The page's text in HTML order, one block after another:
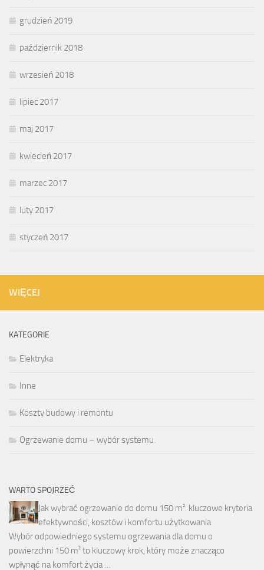
grudzień 2019
październik 2018
wrzesień 2018
lipiec 2017
maj 2017
kwiecień 2017
marzec 2017
luty 2017
styczeń 2017
WIĘCEJ
KATEGORIE
Elektryka
Inne
Koszty budowy i remontu
Ogrzewanie domu – wybór systemu
WARTO SPOJRZEĆ
Jak wybrać ogrzewanie do domu 150 m²: kluczowe kryteria
efektywności, kosztów i komfortu użytkowania
Wybór odpowiedniego systemu ogrzewania dla domu o
powierzchni 150 m² to kluczowy krok, który może znacząco
wpłynąć na komfort życia …